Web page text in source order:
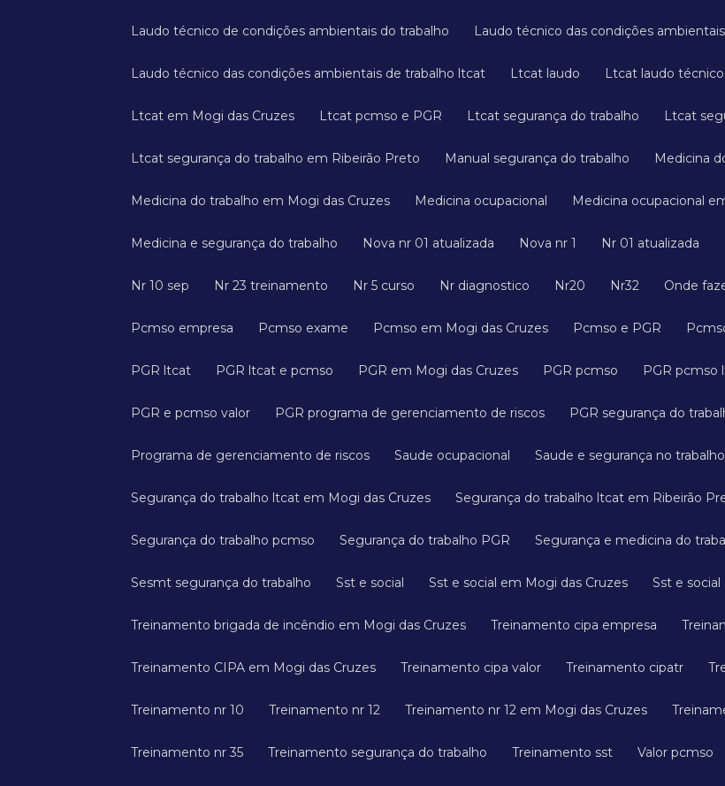
Laudo técnico de condições ambientais do trabalho Laudo técnico das condições
Laudo técnico das condições ambientais de trabalho ltcat Ltcat laudo Ltcat laudo
Ltcat em Mogi das Cruzes Ltcat pcmso e PGR Ltcat segurança do trabalho Ltcat
Ltcat segurança do trabalho em Ribeirão Preto Manual segurança do trabalho Medicina
Medicina do trabalho em Mogi das Cruzes Medicina ocupacional Medicina ocupacional
Medicina e segurança do trabalho Nova nr 01 atualizada Nova nr 1 Nr 01 atualizada
Nr 10 sep Nr 23 treinamento Nr 5 curso Nr diagnostico Nr20 Nr32 Onde
Pcmso empresa Pcmso exame Pcmso em Mogi das Cruzes Pcmso e PGR
PGR ltcat PGR ltcat e pcmso PGR em Mogi das Cruzes PGR pcmso PGR pcmso
PGR e pcmso valor PGR programa de gerenciamento de riscos PGR segurança do
Programa de gerenciamento de riscos Saude ocupacional Saude e segurança no trabalho
Segurança do trabalho ltcat em Mogi das Cruzes Segurança do trabalho ltcat em Ribeirão
Segurança do trabalho pcmso Segurança do trabalho PGR Segurança e medicina do
Sesmt segurança do trabalho Sst e social Sst e social em Mogi das Cruzes Sst e
Treinamento brigada de incêndio em Mogi das Cruzes Treinamento cipa empresa
Treinamento CIPA em Mogi das Cruzes Treinamento cipa valor Treinamento cipatr
Treinamento nr 10 Treinamento nr 12 Treinamento nr 12 em Mogi das Cruzes
Treinamento nr 35 Treinamento segurança do trabalho Treinamento sst Valor pcmso